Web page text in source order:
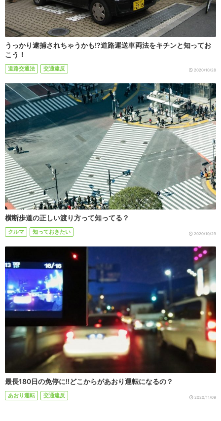
うっかり逮捕されちゃうかも!?道路運送車両法をキチンと知ってお
こう！
道路交通法 交通違反 2020/10/28
横断歩道の正しい渡り方って知ってる？
クルマ 知っておきたい 2020/10/29
最長180日の免停に!!どこからがあおり運転になるの？
あおり運転 交通違反 2020/11/09